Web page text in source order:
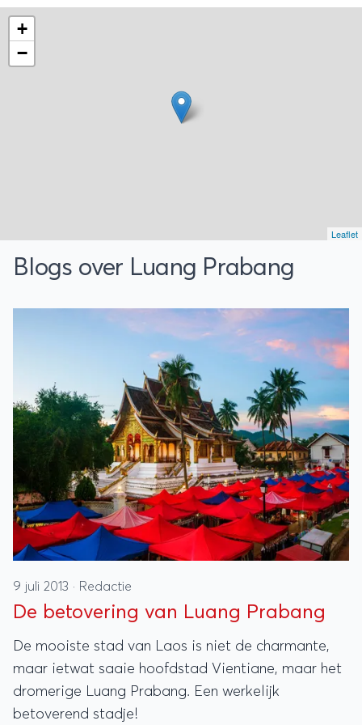
Toch sluimert de schaduw van de Rode
Khmer nog steeds rond.
+
−
Leaflet
Blogs over Luang Prabang
9 juli 2013 · Redactie
De betovering van Luang Prabang
De mooiste stad van Laos is niet de charmante,
maar ietwat saaie hoofdstad Vientiane, maar het
dromerige Luang Prabang. Een werkelijk
betoverend stadje!